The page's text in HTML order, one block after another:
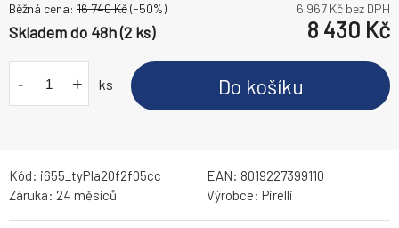
Běžná cena: 16 740Kč(-50%) 6 967 Kč bez DPH
Skladem do 48h (2 ks) 8 430 Kč
- + ks Do košíku
Kód: i655_tyPIa20f2f05cc EAN: 8019227399110
Záruka: 24 měsíců Výrobce: Pirelli